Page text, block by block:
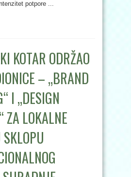
potpore ...
KOTAR ODRŽAO
– „BRAND
I „DESIGN
ZA LOKALNE